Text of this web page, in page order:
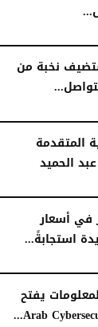
نخبة من
المتقدمة
الحميد
في أسعار
استجابةً...
يفتح